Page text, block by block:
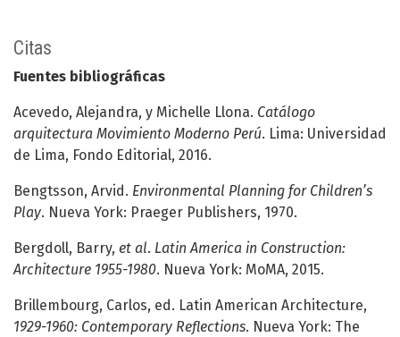
Citas
Fuentes bibliográficas
Acevedo, Alejandra, y Michelle Llona. Catálogo
arquitectura Movimiento Moderno Perú. Lima: Universidad
de Lima, Fondo Editorial, 2016.
Bengtsson, Arvid. Environmental Planning for Children’s
Play. Nueva York: Praeger Publishers, 1970.
Bergdoll, Barry, et al. Latin America in Construction:
Architecture 1955-1980. Nueva York: MoMA, 2015.
Brillembourg, Carlos, ed. Latin American Architecture,
1929-1960: Contemporary Reflections. Nueva York: The